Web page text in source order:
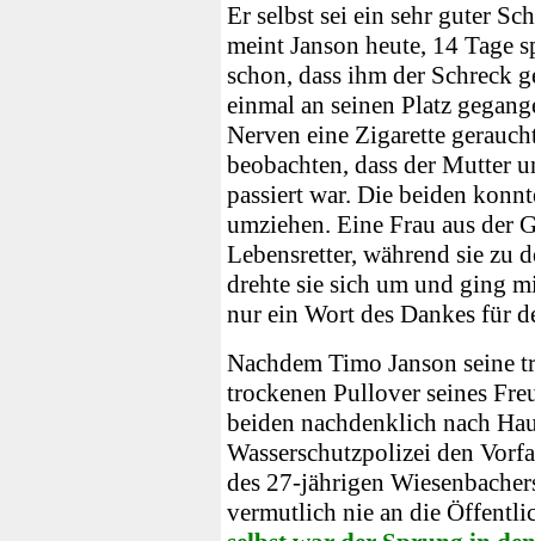
Er selbst sei ein sehr guter
meint Janson heute, 14 Tage
schon, dass ihm der Schreck
einmal an seinen Platz
Nerven eine Zigarette
beobachten, dass der Mutter
passiert war. Die beiden
umziehen. Eine Frau aus der
Lebensretter, während sie zu
drehte sie sich um und ging
nur ein Wort des Dankes für
Nachdem Timo Janson seine
trockenen Pullover seines
beiden nachdenklich nach
Wasserschutzpolizei den
des 27-jährigen
vermutlich nie an die